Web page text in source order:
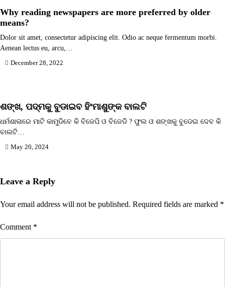
Why reading newspapers are more preferred by older
means?
Dolor sit amet, consectetur adipiscing elit. Odio ac neque fermentum morbi.
Aenean lectus eu, arcu,…
December 28, 2022
ଶଙ୍ଖ, ପଦ୍ମକୁ ବୁଡାଇବ ହିଂମାଶୁଙ୍କ ବାଲଟି
ଧର୍ମଶାଳାରେ ମାଟି କାମୁଡିବେ କି ବିଜେପି ଓ ବିଜେଡି ? ଫୁଲ ଓ ଶଙ୍ଖକୁ ବୁଡେଇ ଦେବ କି
ବାଲଟି…
May 20, 2024
Leave a Reply
Your email address will not be published. Required fields are marked *
Comment *